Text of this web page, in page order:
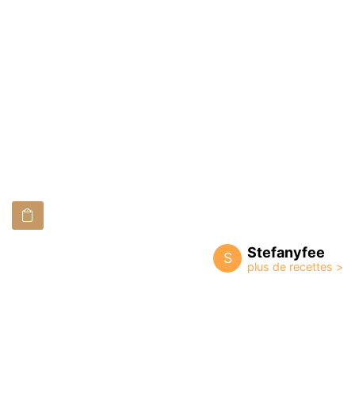
S Stefanyfee